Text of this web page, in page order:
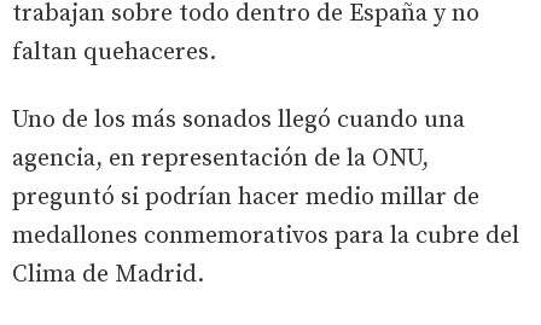
trabajan sobre todo dentro de España y no
faltan quehaceres.
Uno de los más sonados llegó cuando una
agencia, en representación de la ONU,
preguntó si podrían hacer medio millar de
medallones conmemorativos para la cubre del
Clima de Madrid.